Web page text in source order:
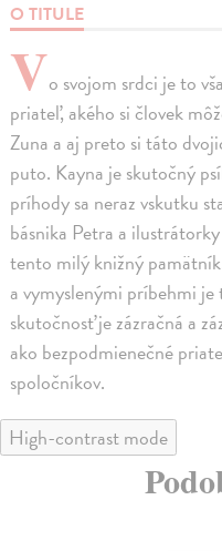
O TITULE
Vo svojom srdci je to
priateľ, akého si človek
Zuna a aj preto si táto
puto. Kayna je skutočný
príhody sa neraz vskutku
básnika Petra a
tento milý knižný
a vymyslenými príbehmi
skutočnosť je zázračná a
ako bezpodmienečné
spoločníkov.
High-contrast mode